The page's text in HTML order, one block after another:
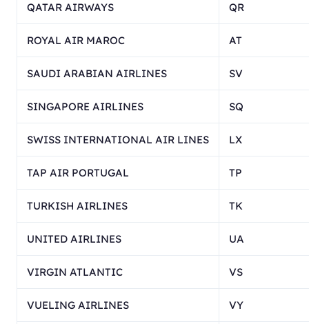
QATAR AIRWAYS QR
ROYAL AIR MAROC AT
SAUDI ARABIAN AIRLINES SV
SINGAPORE AIRLINES SQ
SWISS INTERNATIONAL AIR LINES LX
TAP AIR PORTUGAL TP
TURKISH AIRLINES TK
UNITED AIRLINES UA
VIRGIN ATLANTIC VS
VUELING AIRLINES VY